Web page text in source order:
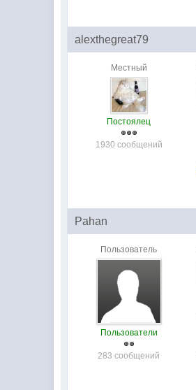
alexthegreat79
Местный
Постоялец
1930 сообщений
Pahan
Пользователь
Пользователи
283 сообщений